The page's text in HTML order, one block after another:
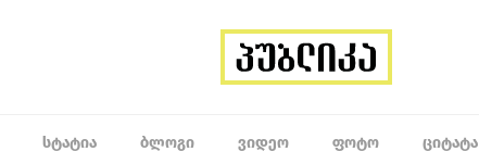
ᲡᲢᲐᲢᲘᲐ ᲑᲚᲝᲒᲘ ᲕᲘᲓᲔᲝ ᲤᲝᲢᲝ ᲪᲘᲢᲐᲢᲐ